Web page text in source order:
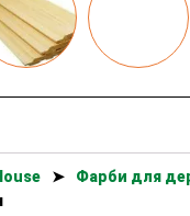
➤ Фарби для